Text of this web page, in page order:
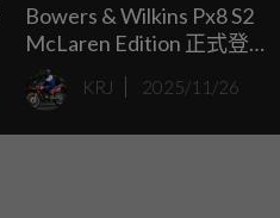
Bowers & Wilkins Px8 S2
McLaren Edition 正式登
場：Papaya 橙耳罩、碳纖
維單體、30 小時續航，售
KRJ 2025/11/26